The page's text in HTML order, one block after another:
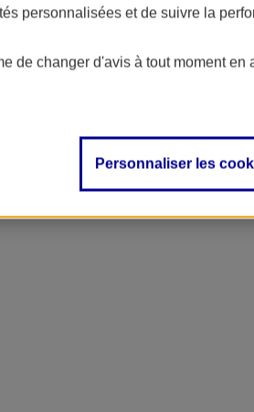
personnalisées et de suivre la
de changer d'avis à tout moment en
Personnaliser les